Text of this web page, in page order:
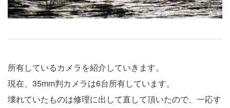
所有しているカメラを紹介していきます。
現在、35mm判カメラは6台所有しています。
壊れていたものは修理に出して直して頂いたので、一応す